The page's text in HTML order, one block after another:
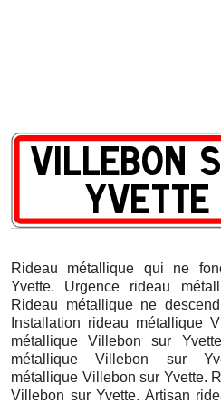
Rideau métallique qui ne
Yvette. Urgence rideau
Rideau métallique ne
Installation rideau métallique
métallique Villebon sur
métallique Villebon sur
métallique Villebon sur Yvette.
Villebon sur Yvette. Artisan